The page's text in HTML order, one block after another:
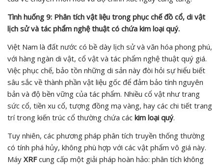
Tình huống 9: Phân tích vật liệu trong phục chế đồ cổ, di vật
lịch sử và tác phẩm nghệ thuật có chứa kim loại quý.
Việt Nam là đất nước có bề dày lịch sử và văn hóa phong phú,
với hàng ngàn di vật, cổ vật và tác phẩm nghệ thuật quý giá.
Việc phục chế, bảo tồn những di sản này đòi hỏi sự hiểu biết
sâu sắc về thành phần vật liệu gốc để đảm bảo tính nguyên
bản và độ bền vững của tác phẩm. Nhiều cổ vật như trang
sức cổ, tiền xu cổ, tượng đồng mạ vàng, hay các chi tiết trang
trí trong kiến trúc cổ thường chứa các kim loại quý.
Tuy nhiên, các phương pháp phân tích truyền thống thường
có tính phá hủy, không phù hợp với các vật phẩm vô giá này.
Máy XRFcung cấp một giải pháp hoàn hảo: phân tích không